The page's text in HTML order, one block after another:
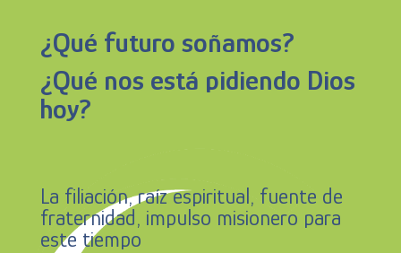
¿Qué futuro soñamos?
¿Qué nos está pidiendo Dios
hoy?
La filiación, raíz espiritual, fuente de
fraternidad, impulso misionero para
este tiempo